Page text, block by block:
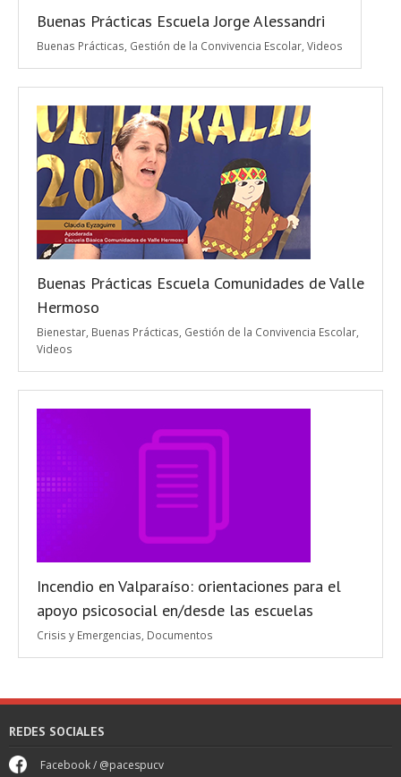
Buenas Prácticas Escuela Jorge Alessandri
Buenas Prácticas Gestión de la Convivencia Escolar Videos
Buenas Prácticas Escuela Comunidades de Valle
Hermoso
Bienestar Buenas Prácticas Gestión de la Convivencia Escolar
Videos
Incendio en Valparaíso: orientaciones para el
apoyo psicosocial en/desde las escuelas
Crisis y Emergencias Documentos
REDES SOCIALES
Facebook / @pacespucv